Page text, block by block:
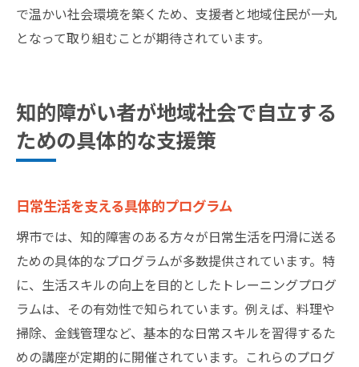
で温かい社会環境を築くため、支援者と地域住民が一丸
となって取り組むことが期待されています。
知的障がい者が地域社会で自立する
ための具体的な支援策
日常生活を支える具体的プログラム
堺市では、知的障害のある方々が日常生活を円滑に送る
ための具体的なプログラムが多数提供されています。特
に、生活スキルの向上を目的としたトレーニングプログ
ラムは、その有効性で知られています。例えば、料理や
掃除、金銭管理など、基本的な日常スキルを習得するた
めの講座が定期的に開催されています。これらのプログ